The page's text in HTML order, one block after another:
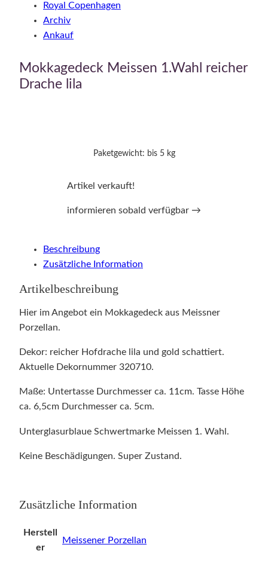
Royal Copenhagen
Archiv
Ankauf
Mokkagedeck Meissen 1.Wahl reicher
Drache lila
Paketgewicht: bis 5 kg
Artikel verkauft!
informieren sobald verfügbar →
Beschreibung
Zusätzliche Information
Artikelbeschreibung
Hier im Angebot ein Mokkagedeck aus Meissner
Porzellan.
Dekor: reicher Hofdrache lila und gold schattiert.
Aktuelle Dekornummer 320710.
Maße: Untertasse Durchmesser ca. 11cm. Tasse Höhe
ca. 6,5cm Durchmesser ca. 5cm.
Unterglasurblaue Schwertmarke Meissen 1. Wahl.
Keine Beschädigungen. Super Zustand.
Zusätzliche Information
Herstell
er
Meissener Porzellan